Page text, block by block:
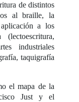
de distintos
al braille, la
a los
industriales
taquigrafía
el mapa de la
Just y el